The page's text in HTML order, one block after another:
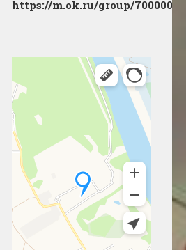
https://m.ok.ru/group/